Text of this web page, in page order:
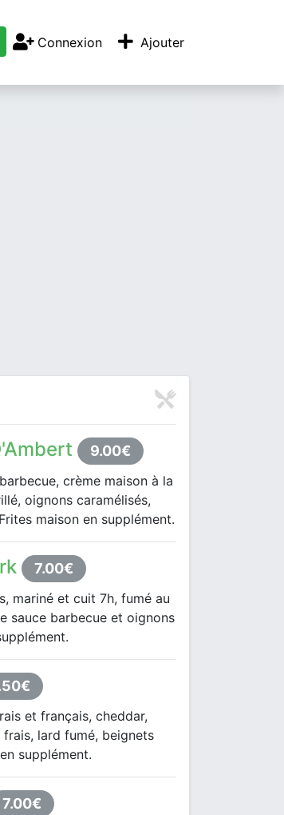
Connexion Ajouter
9.00€
crème maison à la
oignons caramélisés,
maison en supplément.
7.00€
mariné et cuit 7h, fumé au
sauce barbecue et oignons
et français, cheddar,
lard fumé, beignets
supplément.
7.00€